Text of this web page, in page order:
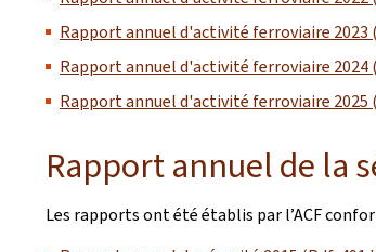
Rapport annuel d'activité ferroviaire 2023
Rapport annuel d'activité ferroviaire 2024
Rapport annuel d'activité ferroviaire 2025
Rapport annuel de la
Les rapports ont été établis par l’ACF